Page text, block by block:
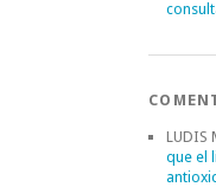
LUDIS
que el